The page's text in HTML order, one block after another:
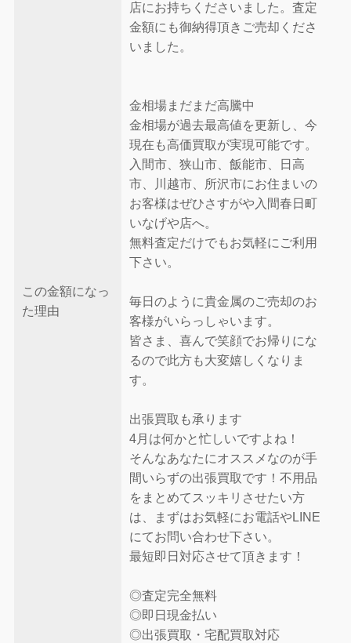
この金額になっ
た理由
店にお持ちくださいました。査定
金額にも御納得頂きご売却くださ
いました。
金相場まだまだ高騰中
金相場が過去最高値を更新し、今
現在も高価買取が実現可能です。
入間市、狭山市、飯能市、日高
市、川越市、所沢市にお住まいの
お客様はぜひさすがや入間春日町
いなげや店へ。
無料査定だけでもお気軽にご利用
下さい。
毎日のように貴金属のご売却のお
客様がいらっしゃいます。
皆さま、喜んで笑顔でお帰りにな
るので此方も大変嬉しくなりま
す。
出張買取も承ります
4月は何かと忙しいですよね！
そんなあなたにオススメなのが手
間いらずの出張買取です！不用品
をまとめてスッキリさせたい方
は、まずはお気軽にお電話やLINE
にてお問い合わせ下さい。
最短即日対応させて頂きます！
◎査定完全無料
◎即日現金払い
◎出張買取・宅配買取対応